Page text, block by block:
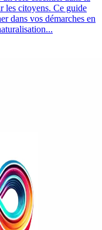
les citoyens. Ce guide
dans vos démarches en